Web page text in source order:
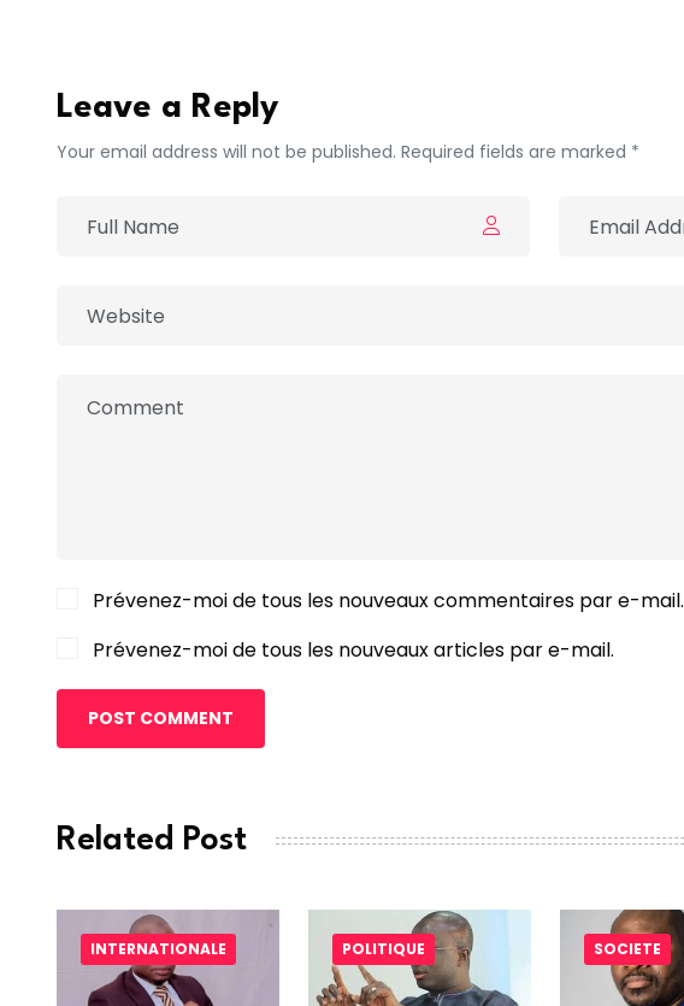
Leave a Reply
Your email address will not be published. Required fields are marked *
Prévenez-moi de tous les nouveaux commentaires par e-mail.
Prévenez-moi de tous les nouveaux articles par e-mail.
POST COMMENT
Related Post
INTERNATIONALE POLITIQUE SOCIETE